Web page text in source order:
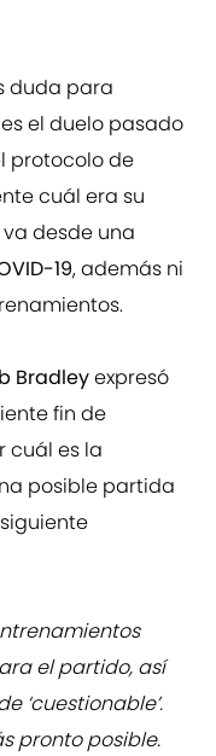
duda para
el duelo pasado
protocolo de
cuál era su
desde una
19, además ni
Bradleyexpresó
fin de
cuál es la
posible partida
el partido, así
‘cuestionable’.
pronto posible.